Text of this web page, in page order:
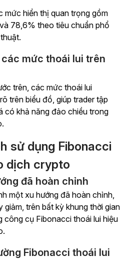
mức hiển thị quan trọng gồm
78,6% theo tiêu chuẩn phổ
mức thoái lui trên
trên, các mức thoái lui
trên biểu đồ, giúp trader tập
có khả năng đảo chiều trong
sử dụng Fibonacci
dịch crypto
đã hoàn chỉnh
một xu hướng đã hoàn chỉnh,
giảm, trên bất kỳ khung thời gian
công cụ Fibonacci thoái lui hiệu
Fibonacci thoái lui